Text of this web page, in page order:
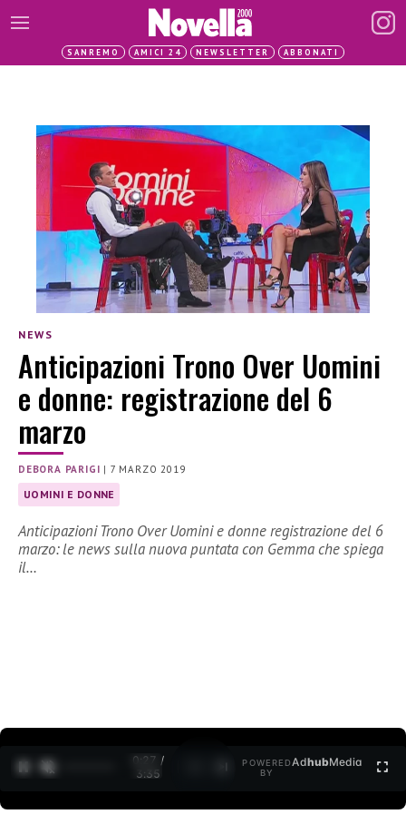
SANREMO AMICI 24 NEWSLETTER ABBONATI
NEWS
Anticipazioni Trono Over Uomini
e donne: registrazione del 6
marzo
DEBORA PARIGI | 7 MARZO 2019
UOMINI E DONNE
Anticipazioni Trono Over Uomini e donne registrazione del 6
marzo: le news sulla nuova puntata con Gemma che spiega
il…
0:27 /
3:35
POWERED
BY
AdhubMedia